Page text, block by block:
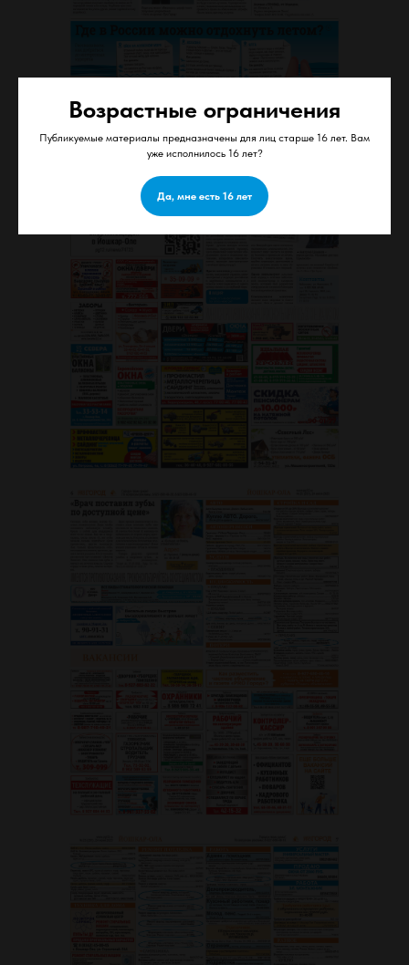
Возрастные ограничения
Публикуемые материалы предназначены для лиц старше 16 лет. Вам
уже исполнилось 16 лет?
Да, мне есть 16 лет